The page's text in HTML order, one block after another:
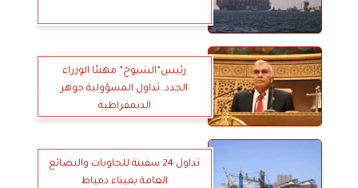
رئيس”الشيوخ” مهنئا الوزراء
الجدد..تداول المسؤولية جوهر
الديمقراطية
تداول 24 سفينة للحاويات والبضائع
العامة بميناء دمياط